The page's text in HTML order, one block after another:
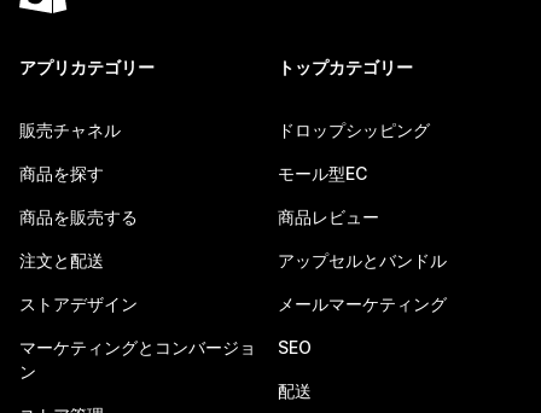
アプリカテゴリー
販売チャネル
商品を探す
商品を販売する
注文と配送
ストアデザイン
マーケティングとコンバージョ
ン
トップカテゴリー
ドロップシッピング
モール型EC
商品レビュー
アップセルとバンドル
メールマーケティング
SEO
配送